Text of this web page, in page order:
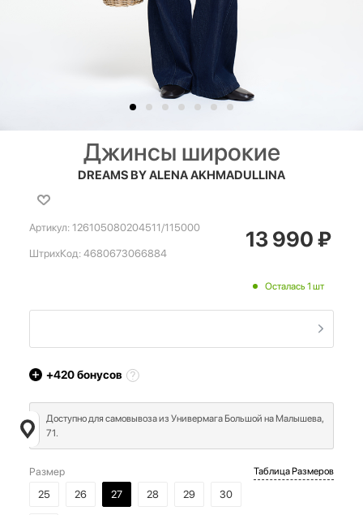
Джинсы широкие
DREAMS BY ALENA AKHMADULLINA
Артикул: 126105080204511/115000
ШтрихКод: 4680673066884
13 990₽
Осталась 1 шт
+420бонусов
Доступно для самовывоза из Универмага Большой на Малышева,
71.
Размер
25
26 27 28 29 30
Таблица Размеров